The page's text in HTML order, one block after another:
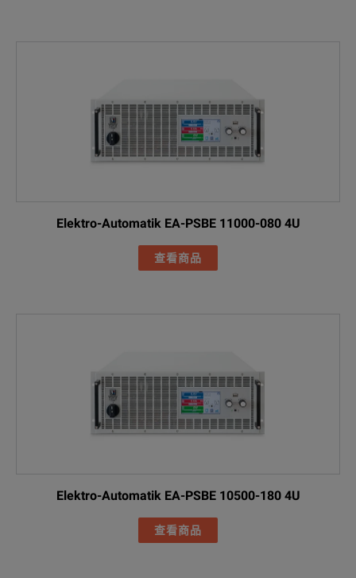
Elektro-Automatik EA-PSBE 11000-080 4U
查看商品
Elektro-Automatik EA-PSBE 10500-180 4U
查看商品